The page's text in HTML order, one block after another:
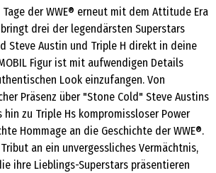
der WWE® erneut mit dem Attitude Era
drei der legendärsten Superstars
Steve Austin und Triple H direkt in deine
Figur ist mit aufwendigen Details
Look einzufangen. Von
Präsenz über "Stone Cold" Steve Austins
hin zu Triple Hs kompromissloser Power
Hommage an die Geschichte der WWE®.
an ein unvergessliches Vermächtnis,
ihre Lieblings-Superstars präsentieren